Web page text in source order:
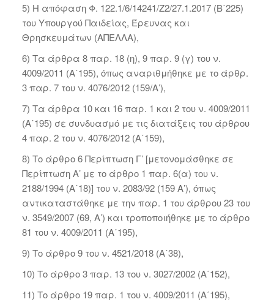
5) Η απόφαση Φ. 122.1/6/14241/Ζ2/27.1.2017 (Β΄225)
του Υπουργού Παιδείας, Έρευνας και
Θρησκευμάτων (ΑΠΕΛΛΑ),
6) Τα άρθρα 8 παρ. 18 (η), 9 παρ. 9 (γ) του ν.
4009/2011 (Α΄195), όπως αναριθμήθηκε με το άρθρ.
3 παρ. 7 του ν. 4076/2012 (159/Α’),
7) Τα άρθρα 10 και 16 παρ. 1 και 2 του ν. 4009/2011
(Α΄195) σε συνδυασμό με τις διατάξεις του άρθρου
4 παρ. 2 του ν. 4076/2012 (Α΄159),
8) Το άρθρο 6 Περίπτωση Γ’ [μετονομάσθηκε σε
Περίπτωση Α’ με το άρθρο 1 παρ. 6(α) του ν.
2188/1994 (Α΄18)] του ν. 2083/92 (159 Α’), όπως
αντικαταστάθηκε με την παρ. 1 του άρθρου 23 του
ν. 3549/2007 (69, Α’) και τροποποιήθηκε με το άρθρο
81 του ν. 4009/2011 (Α΄195),
9) Το άρθρο 9 του ν. 4521/2018 (Α΄38),
10) Το άρθρο 3 παρ. 13 του ν. 3027/2002 (Α΄152),
11) Το άρθρο 19 παρ. 1 του ν. 4009/2011 (Α΄195),